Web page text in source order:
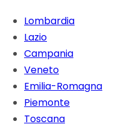
Lombardia
Lazio
Campania
Veneto
Emilia-Romagna
Piemonte
Toscana